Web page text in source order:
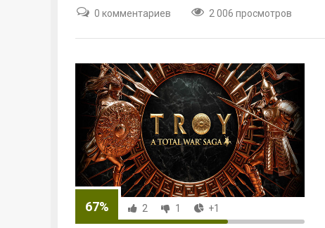
0 комментариев 2 006 просмотров
67% 2 1 +1